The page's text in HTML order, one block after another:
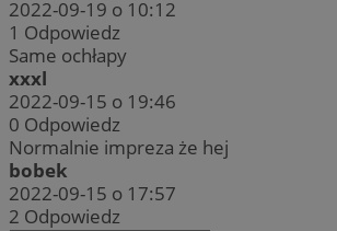
2022-09-19 o 10:12
1 Odpowiedz
Same ochłapy
xxxl
2022-09-15 o 19:46
0 Odpowiedz
Normalnie impreza że hej
bobek
2022-09-15 o 17:57
2 Odpowiedz